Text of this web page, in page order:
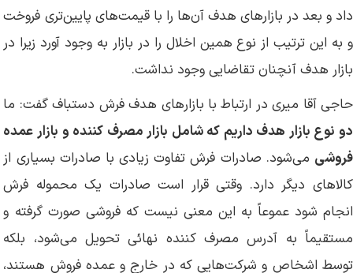
داد و بعد در بازارهای هدف آن‌ها را با قیمت‌های پایین‌تری فروخت
و به این ترتیب از نوع همین اخلال را در بازار به وجود آورد زیرا در
بازار هدف آنچنان تقاضایی وجود نداشت.
حاجی آقا میری در ارتباط با بازارهای هدف فرش دستباف گفت: ما
دو نوع بازار هدف داریم که شامل بازار مصرف کننده و بازار عمده
فروشی می‌شود. صادرات فرش تفاوت زیادی با صادرات بسیاری از
کالاهای دیگر دارد. وقتی قرار است صادرات یک محموله فرش
انجام شود عموعاً به این معنی نیست که فروشی صورت گرفته و
مستقیماً به آدرس مصرف کننده نهائی تحویل می‌شود، بلکه
توسط اشخاص و شرکت‌هایی که در خارج و عمده فروش هستند،